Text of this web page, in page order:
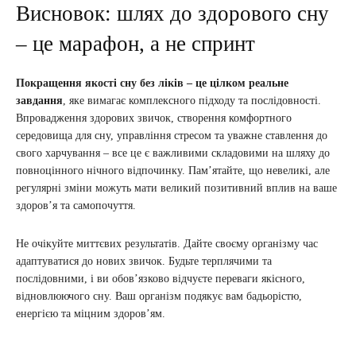
Висновок: шлях до здорового сну
– це марафон, а не спринт
Покращення якості сну без ліків – це цілком реальне
завдання , яке вимагає комплексного підходу та послідовності.
Впровадження здорових звичок, створення комфортного
середовища для сну, управління стресом та уважне ставлення до
свого харчування – все це є важливими складовими на шляху до
повноцінного нічного відпочинку. Пам’ятайте, що невеликі, але
регулярні зміни можуть мати великий позитивний вплив на ваше
здоров’я та самопочуття.
Не очікуйте миттєвих результатів. Дайте своєму організму час
адаптуватися до нових звичок. Будьте терплячими та
послідовними, і ви обов’язково відчуєте переваги якісного,
відновлюючого сну. Ваш організм подякує вам бадьорістю,
енергією та міцним здоров’ям.